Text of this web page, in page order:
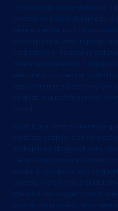
Nel contesto socio-culturale
dinamiche sociali dei gruppi di
delle varie comunità, ha
diversi punti di vista. In
centri dove si riuniscono
determinati interessi o
delicate. Ecco perchè lo studio
approfondire, ed esistono dei
dedicati a questi fenomeni,
sociali.
La struttura delle comunità è
contesto sociale, e se ne
molteplicità: dagli asili nido, ai
per anziani, passando dalle
quelle di recupero, ecc. Le
diverse, ma ciò che è
interessi dei soggetti che vi
proliferare di questi fenomeni,